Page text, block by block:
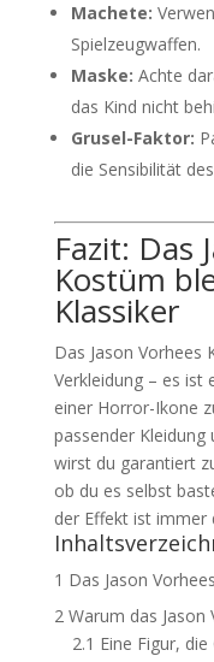
Machete:
Spielzeugwaffen.
Maske: Achte
das Kind nicht
Grusel-Faktor:
die Sensibilität
Fazit: Das
Kostüm
Klassiker
Das Jason Vorhees
Verkleidung – es ist
einer Horror-Ikone
passender Kleidung
wirst du garantiert
ob du es selbst
der Effekt ist immer
1 Das Jason
2Warum das Jason
2.1 Eine Figur,